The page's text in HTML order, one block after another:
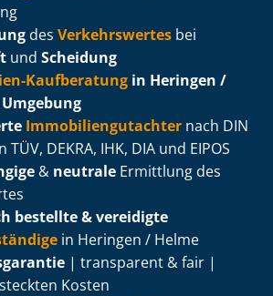
des Verkehrswertes bei
und Scheidung
Kaufberatung in Heringen /
Im­mo­bi­li­en­gut­ach­ter nach DIN
TÜV, DEKRA, IHK, DIA und EIPOS
& neutrale Ermittlung des
bestellte & vereidigte
in Heringen / Helme
| transparent & fair |
Kosten